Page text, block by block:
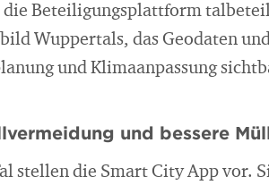
Beteiligungsplattform
Wuppertals, das Geodaten
und Klimaanpassung
und bessere
stellen die Smart City App vor.